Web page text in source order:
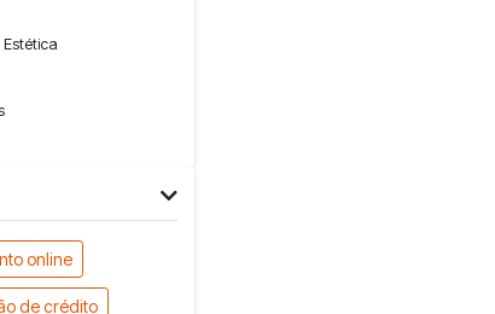
online
de crédito